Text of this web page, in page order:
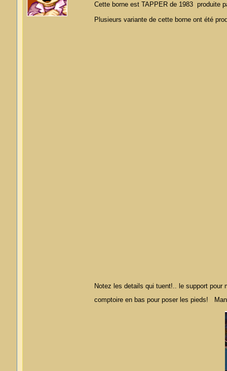
Cette borne est TAPPER de 1983 produite
Plusieurs variante de cette borne ont été
Notez les details qui tuent!.. le support pour
comptoire en bas pour poser les pieds!